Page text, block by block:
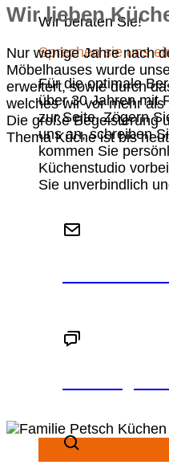
Wir beraten Sie!
Sprechen sie uns
Für die optimale
über 30 Jahren mit
zur Seite. Zögern
uns an, schreiben
kommen Sie
Küchenstudio
Sie unverbindlich
Wir lieben
Nur wenige Jahre nach
Möbelhauses wurde
erweitert, sowie durch
welches wir vor mehr
Die große Begeisterung
Thema Küche ist bis